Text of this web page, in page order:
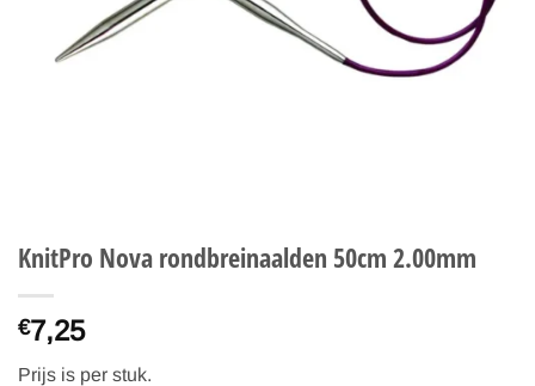
KnitPro Nova rondbreinaalden 50cm 2.00mm
€7,25
Prijs is per stuk.